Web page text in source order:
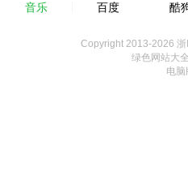
音乐 百度 酷
Copyright 2013-2026
绿色网站大
电脑